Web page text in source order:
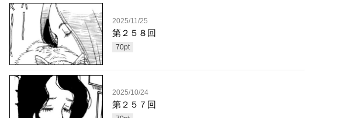
2025/11/25
第２５８回
70pt
2025/10/24
第２５７回